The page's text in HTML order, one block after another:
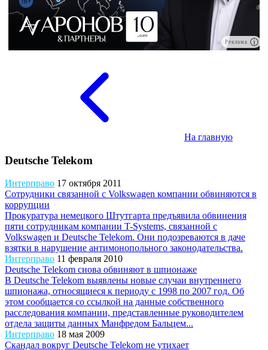
Реклама
На главную
Deutsche Telekom
Интерправо 17 октября 2011
Сотрудники связанной с Volkswagen компании обвиняются в
коррупции
Прокуратура немецкого Штутгарта предъявила обвинения
пяти сотрудникам компании T-Systems, связанной с
Volkswagen и Deutsche Telekom. Они подозреваются в даче
взятки в нарушение антимонопольного законодательства.
Интерправо 11 февраля 2010
Deutsche Telekom снова обвиняют в шпионаже
В Deutsche Telekom выявлены новые случаи внутреннего
шпионажа, относящиеся к периоду с 1998 по 2007 год. Об
этом сообщается со ссылкой на данные собственного
расследования компании, представленные руководителем
отдела защиты данных Манфредом Бальцем...
Интерправо 18 мая 2009
Скандал вокруг Deutsche Telekom не утихает